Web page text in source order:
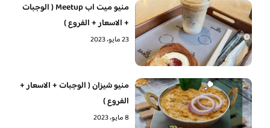
منيو ميت اب Meetup ( الوجبات
+ الاسعار + الفروع )
23 مايو، 2023
منيو شيزان ( الوجبات + الاسعار +
الفروع )
8 مايو، 2023